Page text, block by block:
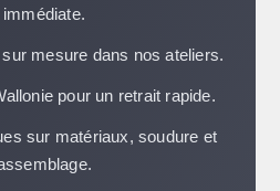
immédiate.
mesure dans nos ateliers.
pour un retrait rapide.
sur matériaux, soudure et